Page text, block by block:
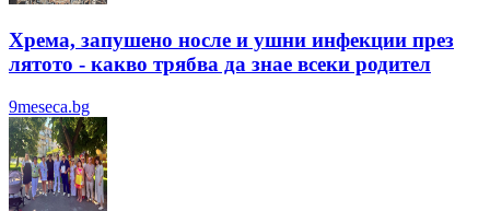
Хрема, запушено носле и ушни инфекции през
лятотo - какво трябва да знае всеки родител
9meseca.bg